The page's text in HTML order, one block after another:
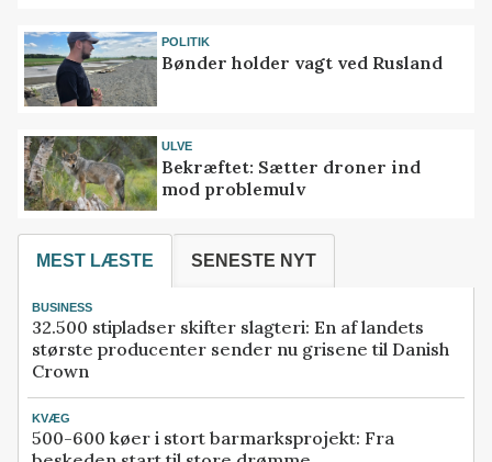
POLITIK
Bønder holder vagt ved Rusland
ULVE
Bekræftet: Sætter droner ind
mod problemulv
MEST LÆSTE SENESTE NYT
BUSINESS
32.500 stipladser skifter slagteri: En af landets
største producenter sender nu grisene til Danish
Crown
KVÆG
500-600 køer i stort barmarksprojekt: Fra